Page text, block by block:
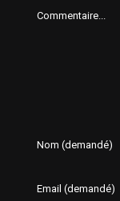
Comment